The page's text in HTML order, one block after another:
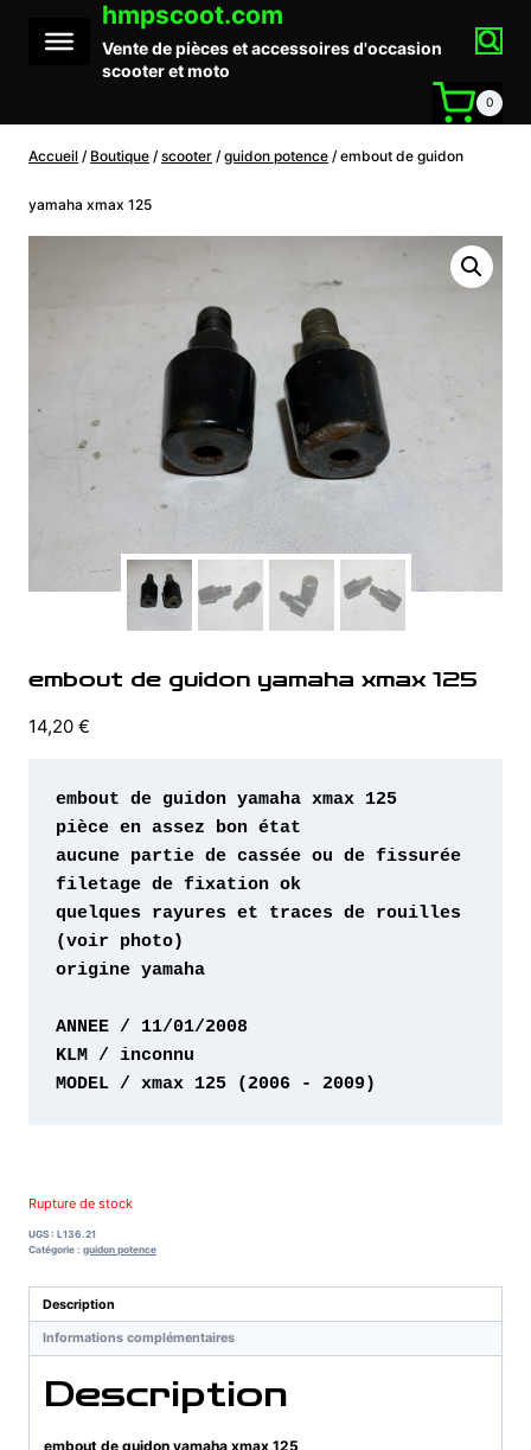
contenu
hmpscoot.com
Vente de pièces et accessoires d'occasion
scooter et moto
0
Accueil / Boutique / scooter / guidon potence / embout de guidon
yamaha xmax 125
embout de guidon yamaha xmax 125
14,20 €
quelques rayures et traces de rouilles
origine yamaha
ANNEE / 11/01/2008
MODEL / xmax 125 (2006 - 2009)
Rupture de stock
UGS : L136.21
Catégorie : guidon potence
Description
Informations complémentaires
Description
embout de guidon yamaha xmax 125